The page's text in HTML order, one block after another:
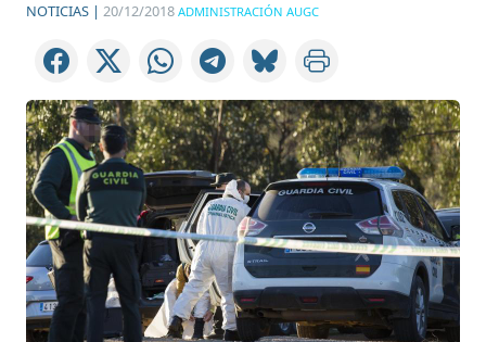
NOTICIAS | 20/12/2018 ADMINISTRACIÓN AUGC